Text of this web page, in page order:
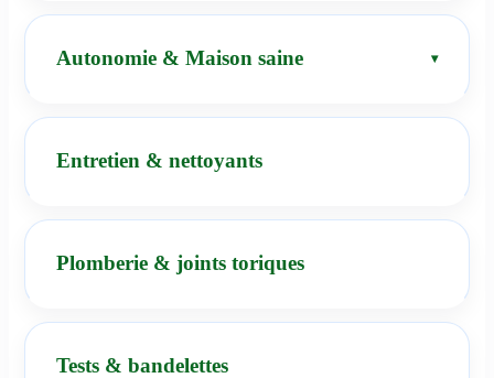
Autonomie & Maison saine
Entretien & nettoyants
Plomberie & joints toriques
Tests & bandelettes